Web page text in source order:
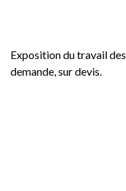
Exposition du travail
demande, sur devis.